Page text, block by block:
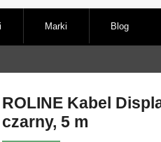
Marki Blog
ROLINE Kabel
czarny, 5 m